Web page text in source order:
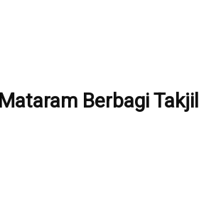
Berbagi Takjil